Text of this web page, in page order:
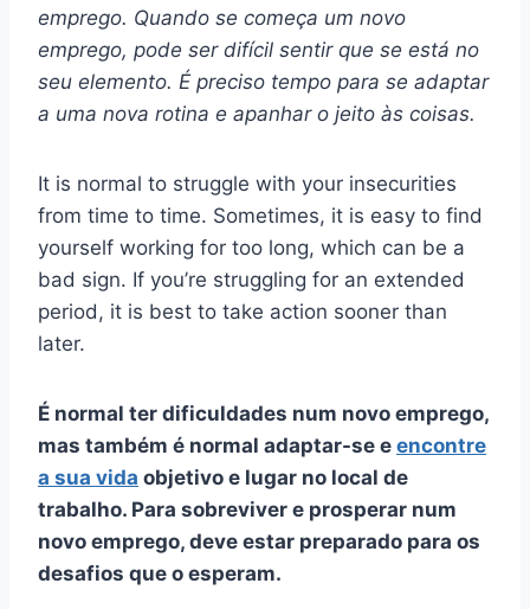
emprego. Quando se começa um novo
emprego, pode ser difícil sentir que se está no
seu elemento. É preciso tempo para se adaptar
a uma nova rotina e apanhar o jeito às coisas.
It is normal to struggle with your insecurities
from time to time. Sometimes, it is easy to find
yourself working for too long, which can be a
bad sign. If you’re struggling for an extended
period, it is best to take action sooner than
later.
É normal ter dificuldades num novo emprego,
mas também é normal adaptar-se e encontre
a sua vida objetivo e lugar no local de
trabalho. Para sobreviver e prosperar num
novo emprego, deve estar preparado para os
desafios que o esperam.